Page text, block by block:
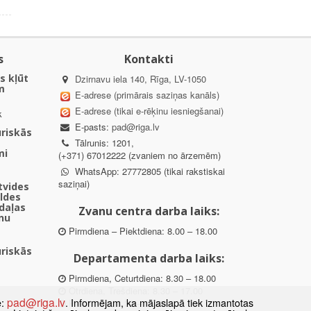
kļūt
Kontakti
Dzirnavu iela 140, Rīga, LV-1050
E-adrese (primārais saziņas kanāls)
E-adrese (tikai e-rēķinu iesniegšanai)
E-pasts: pad@riga.lv
Tālrunis: 1201,
(+371) 67012222 (zvaniem no ārzemēm)
WhatsApp: 27772805 (tikai rakstiskai
saziņai)
Zvanu centra darba laiks:
Pirmdiena – Piektdiena: 8.00 – 18.00
Departamenta darba laiks:
Pirmdiena, Ceturtdiena: 8.30 – 18.00
Piektdiena: 8.30 – 15.00
pad@riga.lv. Informējam, ka mājaslapā tiek izmantotas